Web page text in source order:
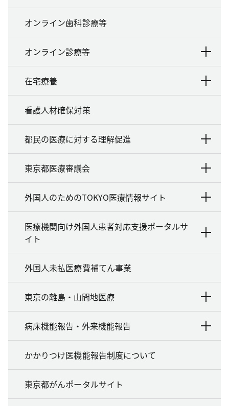
オンライン歯科診療等
オンライン診療等
在宅療養
看護人材確保対策
都民の医療に対する理解促進
東京都医療審議会
外国人のためのTOKYO医療情報サイト
医療機関向け外国人患者対応支援ポータルサ
イト
外国人未払医療費補てん事業
東京の離島・山間地医療
病床機能報告・外来機能報告
かかりつけ医機能報告制度について
東京都がんポータルサイト